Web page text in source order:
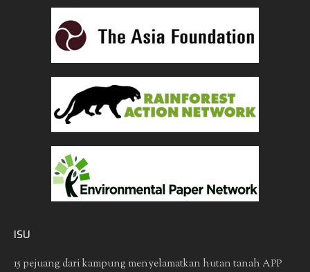
ISU
15 pejuang dari kampung menyelamatkan hutan tanah APP